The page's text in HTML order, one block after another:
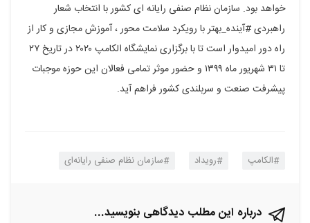
خواهد بود. سازمان نظام صنفی رایانه ای کشور با انتخاب شعار
راهبردی #آینده_بهتر با رویکرد سلامت محور ، آموزش مجازی و کار از
راه دور امیدوار است تا با برگزاری نمایشگاه الکامپ ۲۰۲۰ در تاریخ ۲۷
تا ۳۱ شهریور ماه ۱۳۹۹ و حضور موثر تمامی فعالان این حوزه موجبات
پیشرفت صنعت و سربلندی کشور فراهم آید.
الکامپ رویداد سازمان نظام صنفی رایانه‌ای
درباره این مطلب دیدگاهی بنویسید...